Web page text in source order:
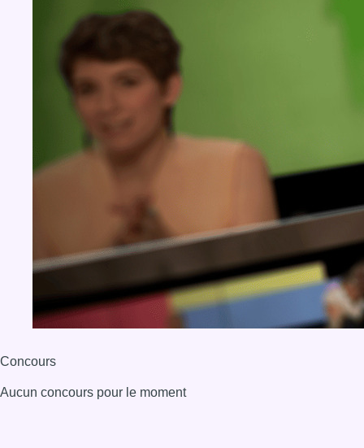
Concours
Aucun concours pour le moment